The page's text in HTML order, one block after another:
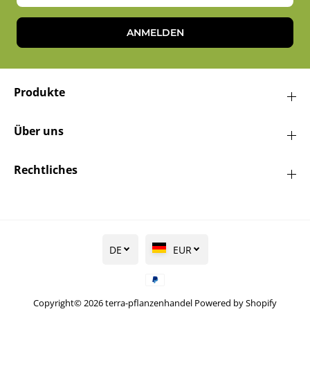
ANMELDEN
Produkte
Über uns
Rechtliches
Copyright© 2026terra-pflanzenhandel Powered by Shopify
DE EUR